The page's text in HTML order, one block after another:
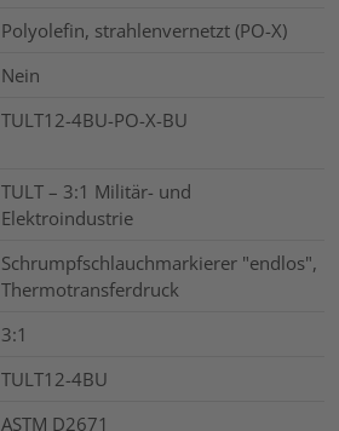
Polyolefin, strahlenvernetzt (PO-X)
Nein
TULT12-4BU-PO-X-BU
TULT – 3:1 Militär- und
Elektroindustrie
Schrumpfschlauchmarkierer "endlos",
Thermotransferdruck
3:1
TULT12-4BU
ASTM D2671